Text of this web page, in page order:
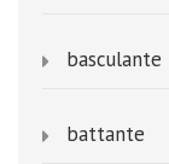
basculante
battante